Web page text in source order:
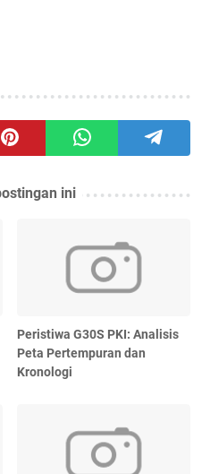
ini
Peristiwa G30S PKI: Analisis
Peta Pertempuran dan
Kronologi